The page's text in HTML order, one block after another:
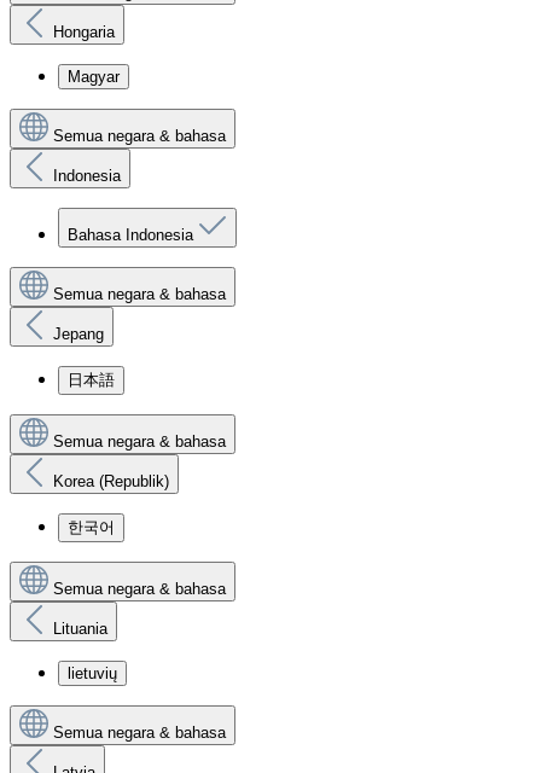
Hongaria
Magyar
Semua negara & bahasa
Indonesia
Bahasa Indonesia
Semua negara & bahasa
Jepang
日本語
Semua negara & bahasa
Korea (Republik)
한국어
Semua negara & bahasa
Lituania
lietuvių
Semua negara & bahasa